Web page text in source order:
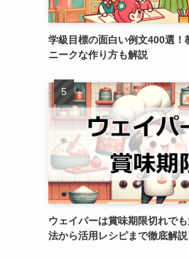
学級目標の面白い例文400選！
ニークな作り方も解説
ウェイパーは賞味期限切れで
法から活用レシピまで徹底解説